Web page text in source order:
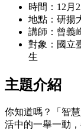
時間：12月
地點：研揚
講師：曾義
對象：國立
生
主題介紹
你知道嗎？「智
活中的一舉一動